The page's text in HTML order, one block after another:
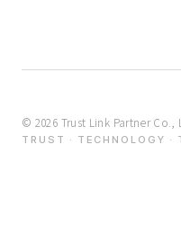
© 2026 Trust Link Partner Co.,
TRUST · TECHNOLOGY ·